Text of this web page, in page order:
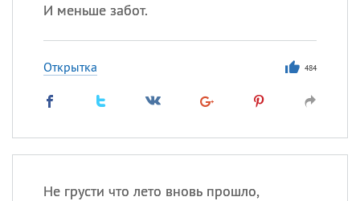
И меньше забот.
Открытка 484
Не грусти что лето вновь прошло,